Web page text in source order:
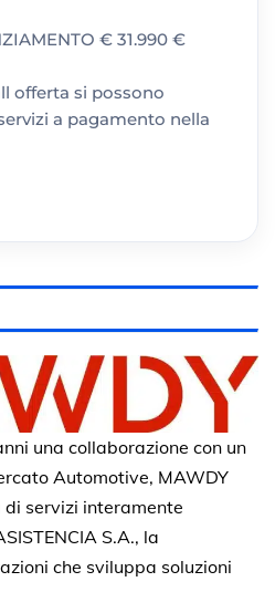
€ 31.990 €
offerta si possono
a pagamento nella
una collaborazione con un
Automotive, MAWDY
di servizi interamente
S.A., la
che sviluppa soluzioni